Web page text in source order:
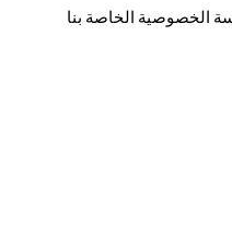
الخصوصية الخاصة بنا